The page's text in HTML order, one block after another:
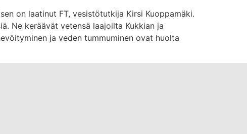
on laatinut FT, vesistötutkija Kirsi Kuoppamäki.
Ne keräävät vetensä laajoilta Kukkian ja
ja veden tummuminen ovat huolta